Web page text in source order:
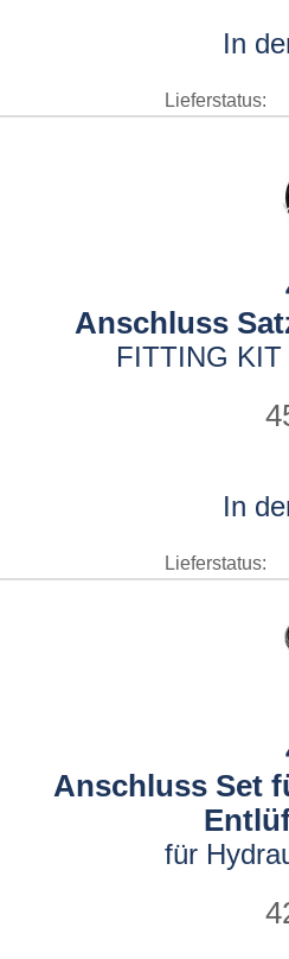
In
Lieferstatus:
Anschluss
FITTING
In
Lieferstatus:
Anschluss Set
für